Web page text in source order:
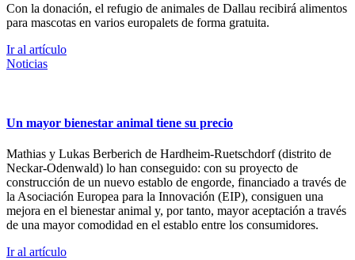
Con la donación, el refugio de animales de Dallau recibirá alimentos
para mascotas en varios europalets de forma gratuita.
Ir al artículo
Noticias
Un mayor bienestar animal tiene su precio
Mathias y Lukas Berberich de Hardheim-Ruetschdorf (distrito de
Neckar-Odenwald) lo han conseguido: con su proyecto de
construcción de un nuevo establo de engorde, financiado a través de
la Asociación Europea para la Innovación (EIP), consiguen una
mejora en el bienestar animal y, por tanto, mayor aceptación a través
de una mayor comodidad en el establo entre los consumidores.
Ir al artículo